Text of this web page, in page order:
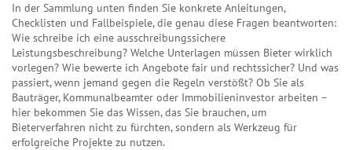
In der Sammlung unten finden Sie konkrete Anleitungen,
Checklisten und Fallbeispiele, die genau diese Fragen beantworten:
Wie schreibe ich eine ausschreibungssichere
Leistungsbeschreibung? Welche Unterlagen müssen Bieter wirklich
vorlegen? Wie bewerte ich Angebote fair und rechtssicher? Und was
passiert, wenn jemand gegen die Regeln verstößt? Ob Sie als
Bauträger, Kommunalbeamter oder Immobilieninvestor arbeiten –
hier bekommen Sie das Wissen, das Sie brauchen, um
Bieterverfahren nicht zu fürchten, sondern als Werkzeug für
erfolgreiche Projekte zu nutzen.